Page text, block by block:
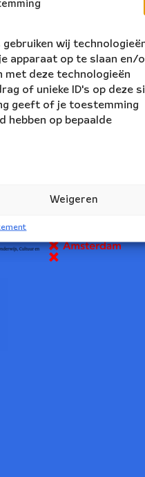
wij
apparaat op te slaan en/
met deze technologieën
of unieke ID's op deze
geeft of je toestemming
hebben op bepaalde
Weigeren
ondersteund door: